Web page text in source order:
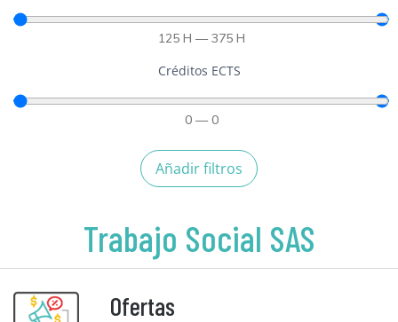
125 H — 375 H
Créditos ECTS
0 — 0
Añadir filtros
Trabajo Social SAS
Ofertas